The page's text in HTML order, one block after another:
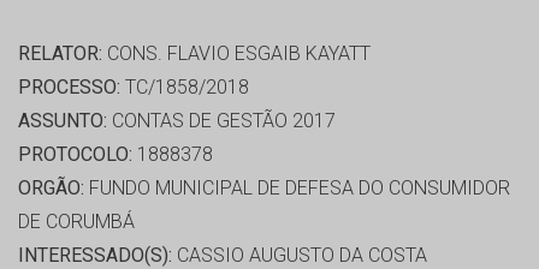
RELATOR: CONS. FLAVIO ESGAIB KAYATT
PROCESSO: TC/1858/2018
ASSUNTO: CONTAS DE GESTÃO 2017
PROTOCOLO: 1888378
ORGÃO: FUNDO MUNICIPAL DE DEFESA DO CONSUMIDOR
DE CORUMBÁ
INTERESSADO(S): CASSIO AUGUSTO DA COSTA